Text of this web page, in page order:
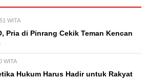
WITA
Pria di Pinrang Cekik Teman Kencan
WITA
Hukum Harus Hadir untuk Rakyat